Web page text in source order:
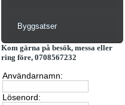
Byggsatser
Kom gärna på besök, messa eller
ring före, 0708567232
Användarnamn:
Lösenord: